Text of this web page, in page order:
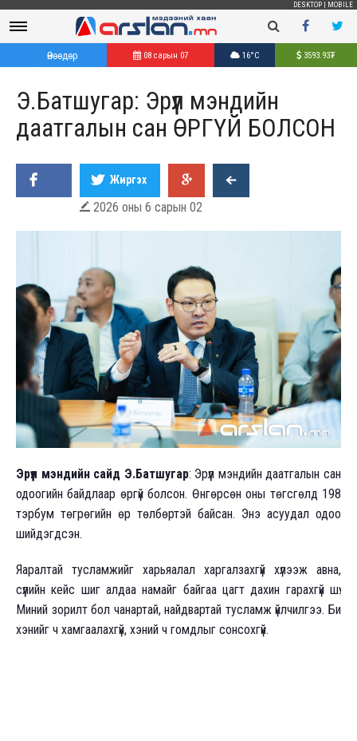
DESKTOP MOBILE
Өнөөдөр 08 сарын 07 16°C 3593.93₮
Э.Батшугар: Эрүүл мэндийн
даатгалын сан ӨРГҮЙ БОЛСОН
Жиргэх
 2026 оны 6 сарын 02
Эрүүл мэндийн сайд Э.Батшугар: Эрүүл мэндийн даатгалын сан
одоогийн байдлаар өргүй болсон. Өнгөрсөн оны төгсгөлд 198
тэрбум төгрөгийн өр төлбөртэй байсан. Энэ асуудал одоо
шийдэгдсэн.
Яаралтай тусламжийг харьяалал харгалзахгүй хүлээж авна,
сүүлийн кейс шиг алдаа намайг байгаа цагт дахин гарахгүй шүү.
Миний зорилт бол чанартай, найдвартай тусламж үйлчилгээ. Би
хэнийг ч хамгаалахгүй, хэний ч гомдлыг сонсохгүй.